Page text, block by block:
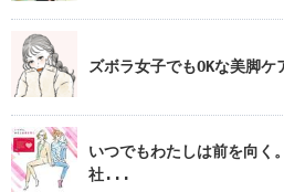
ズボラ女子でもOKな美脚ケ
いつでもわたしは前を向く
社...